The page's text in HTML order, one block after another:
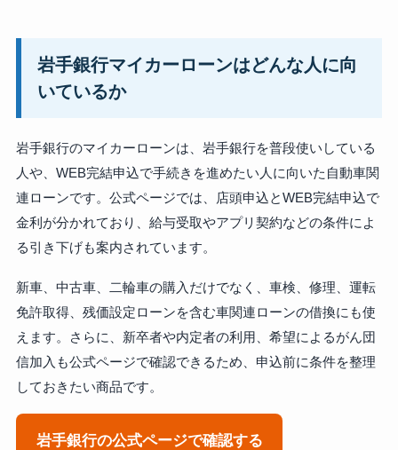
岩手銀行マイカーローンはどんな人に向
いているか
岩手銀行のマイカーローンは、岩手銀行を普段使いしている
人や、WEB完結申込で手続きを進めたい人に向いた自動車関
連ローンです。公式ページでは、店頭申込とWEB完結申込で
金利が分かれており、給与受取やアプリ契約などの条件によ
る引き下げも案内されています。
新車、中古車、二輪車の購入だけでなく、車検、修理、運転
免許取得、残価設定ローンを含む車関連ローンの借換にも使
えます。さらに、新卒者や内定者の利用、希望によるがん団
信加入も公式ページで確認できるため、申込前に条件を整理
しておきたい商品です。
岩手銀行の公式ページで確認する